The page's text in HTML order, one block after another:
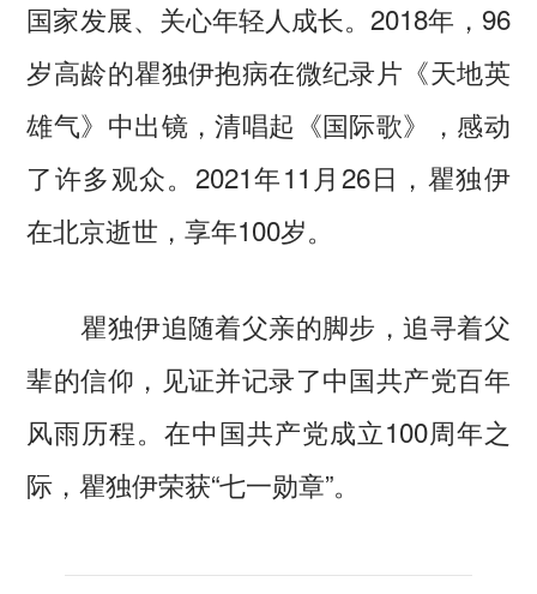
国家发展、关心年轻人成长。2018年，96
岁高龄的瞿独伊抱病在微纪录片《天地英
雄气》中出镜，清唱起《国际歌》，感动
了许多观众。2021年11月26日，瞿独伊
在北京逝世，享年100岁。
瞿独伊追随着父亲的脚步，追寻着父
辈的信仰，见证并记录了中国共产党百年
风雨历程。在中国共产党成立100周年之
际，瞿独伊荣获“七一勋章”。